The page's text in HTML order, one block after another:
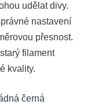
udělat divy.
nastavení
přesnost.
filament
kvality.
černá